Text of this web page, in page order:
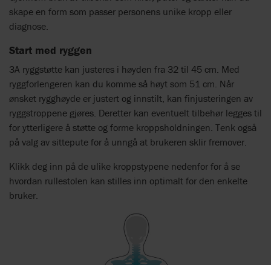
skape en form som passer personens unike kropp eller
diagnose.
Start med ryggen
3A ryggstøtte kan justeres i høyden fra 32 til 45 cm. Med
ryggforlengeren kan du komme så høyt som 51 cm. Når
ønsket rygghøyde er justert og innstilt, kan finjusteringen av
ryggstroppene gjøres. Deretter kan eventuelt tilbehør legges til
for ytterligere å støtte og forme kroppsholdningen. Tenk også
på valg av sittepute for å unngå at brukeren sklir fremover.
Klikk deg inn på de ulike kroppstypene nedenfor for å se
hvordan rullestolen kan stilles inn optimalt for den enkelte
bruker.